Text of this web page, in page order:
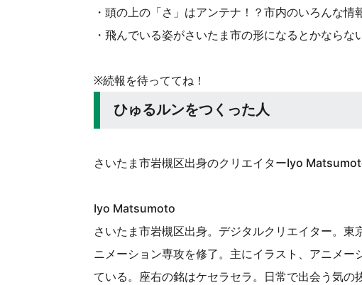
・頭の上の「さ」はアンテナ！？市内のいろんな
・飛んでいる姿がさいたま市の形になるとかならな
※続報を待っててね！
ひゅるルンをつくった人
さいたま市岩槻区出身のクリエイターIyo
Iyo Matsumoto
さいたま市岩槻区出身。デジタルクリエイター。
ニメーション専攻を修了。主にイラスト、アニメ
ている。座右の銘はケセラセラ。日常で出会う気の